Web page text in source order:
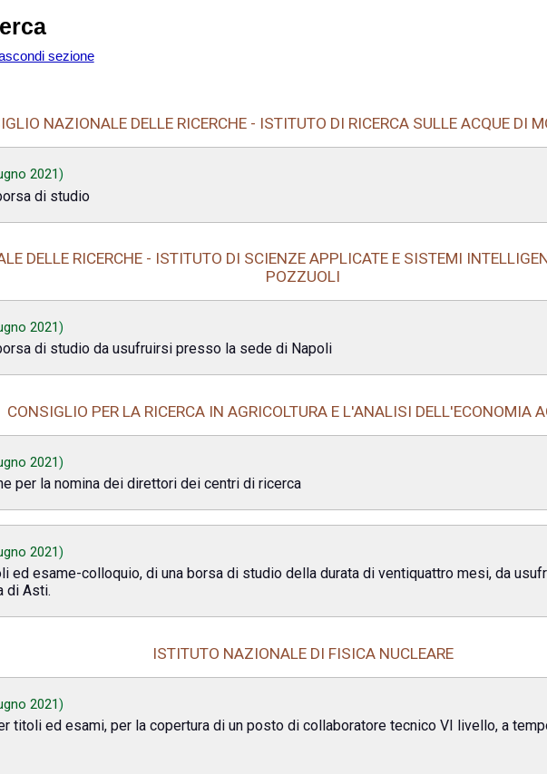
sezione
NAZIONALE DELLE RICERCHE - ISTITUTO DI RICERCA SULLE ACQUE DI
2021)
di studio
DELLE RICERCHE - ISTITUTO DI SCIENZE APPLICATE E SISTEMI
POZZUOLI
2021)
di studio da usufruirsi presso la sede di Napoli
CONSIGLIO PER LA RICERCA IN AGRICOLTURA E L'ANALISI DELL'ECONOMIA
2021)
per la nomina dei direttori dei centri di ricerca
2021)
ed esame-colloquio, di una borsa di studio della durata di ventiquattro mesi, da
di Asti.
ISTITUTO NAZIONALE DI FISICA NUCLEARE
2021)
titoli ed esami, per la copertura di un posto di collaboratore tecnico VI livello, a